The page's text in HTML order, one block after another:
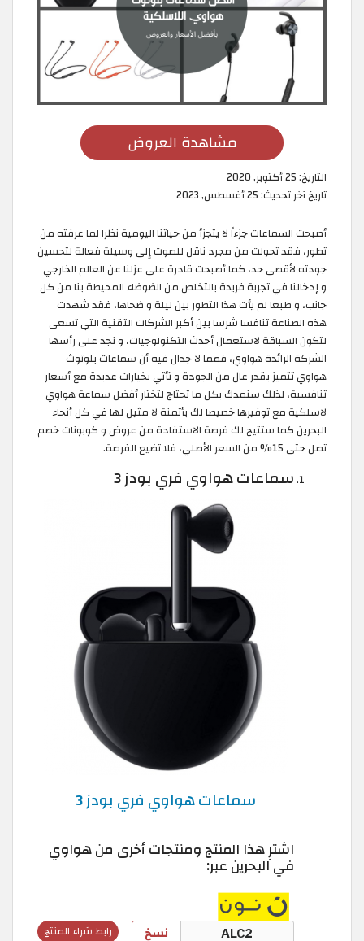
مشاهدة العروض
التاريخ:25 أكتوبر, 2020
تاريخ آخر تحديث:25 أغسطس, 2023
أصبحت السماعات جزءاً لا يتجزأ من حياتنا اليومية نظرا لما عرفته من
تطور، فقد تحولت من مجرد ناقل للصوت إلى وسيلة فعالة لتحسين
جودته لأقصى حد، كما أصبحت قادرة على عزلنا عن العالم الخارجي
و إدخالنا في تجربة فريدة بالتخلص من الضوضاء المحيطة بنا من كل
جانب، و طبعا لم يأت هذا التطور بين ليلة و ضحاها، فقد شهدت
هذه الصناعة تنافسا شرسا بين أكبر الشركات التقنية التي تسعى
لتكون السباقة لاستعمال أحدث التكنولوجيات، و نجد على رأسها
الشركة الرائدة هواوي، فمما لا جدال فيه أن سماعات بلوتوث
هواوي تتميز بقدر عال من الجودة و تأتي بخيارات عديدة مع أسعار
تنافسية، لذلك سنمدك بكل ما تحتاج لتختار أفضل سماعة هواوي
لاسلكية مع توفيرها خصيصا لك بأثمنة لا مثيل لها في كل أنحاء
البحرين كما ستتيح لك فرصة الاستفادة من عروض و كوبونات خصم
تصل حتى 15% من السعر الأصلي، فلا تضيع الفرصة.
سماعات هواوي فري بودز 3
سماعات هواوي فري بودز 3
اشترِ هذا المنتج ومنتجات أخرى من هواوي
في البحرين عبر:
رابط شراء المنتج نسخ